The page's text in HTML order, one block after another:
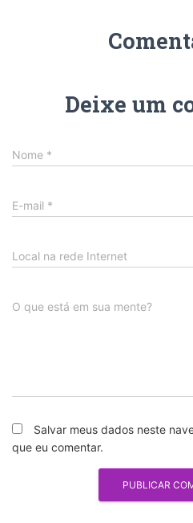
Deixe um
Nome *
E-mail *
Local na rede Internet
O que está em sua mente?
Salvar meus dados neste
que eu comentar.